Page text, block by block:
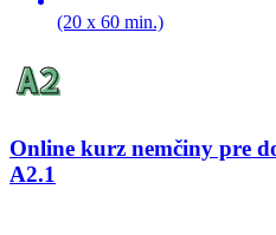
(20 x 60 min.)
Online kurz nemčiny pre
A2.1